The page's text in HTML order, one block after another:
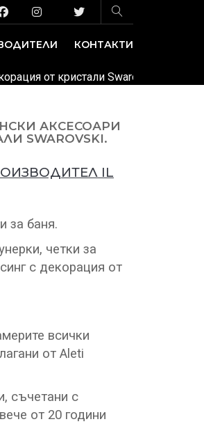
КОНТАКТИ
от кристали Swarovski.
АКСЕСОАРИ
SWAROVSKI.
IL
за баня.
четки за
с декорация от
всички
от Aleti
съчетани с
от 20 години